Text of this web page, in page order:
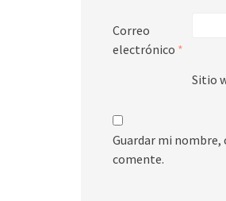
Correo
electrónico *
Sitio
Guardar mi nombre,
comente.